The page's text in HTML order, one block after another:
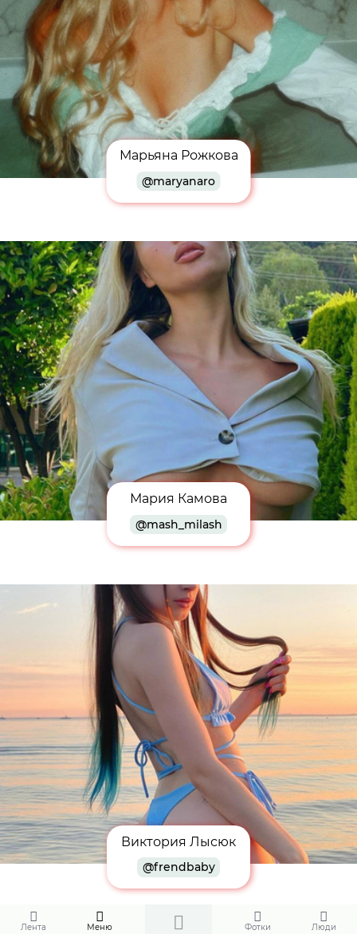
Марьяна Рожкова
@maryanaro
Мария Камова
@mash_milash
Виктория Лысюк
@frendbaby
Лента Меню Фотки Люди